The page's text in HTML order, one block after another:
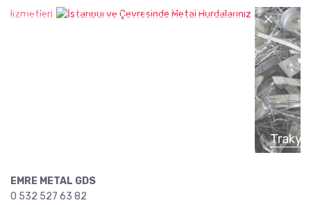
İstanbul ve Çevresinde Metal
Trakya
EMRE METAL GDS
0 532 527 63 82